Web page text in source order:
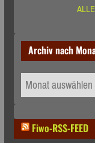
Archiv nach
Archiv
nach
Fiwo-RSS-FEED